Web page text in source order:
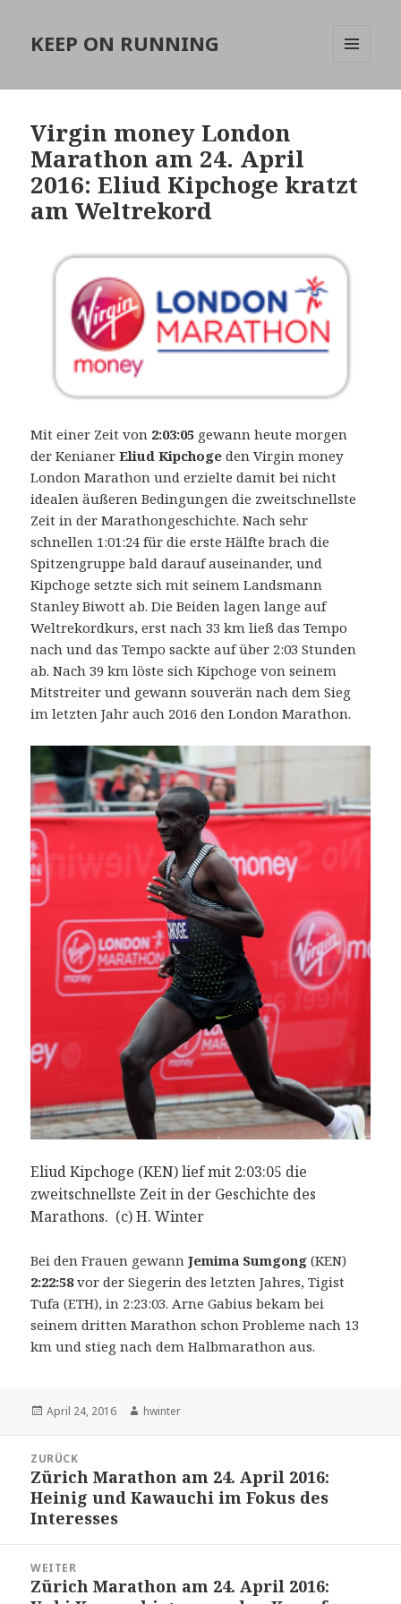
KEEP ON RUNNING
Virgin money London
Marathon am 24. April
2016: Eliud Kipchoge kratzt
am Weltrekord
Mit einer Zeit von 2:03:05 gewann heute morgen
der KenianerEliud Kipchoge den Virgin money
London Marathon und erzielte damit bei nicht
idealen äußeren Bedingungen die zweitschnellste
Zeit in der Marathongeschichte.Nach sehr
schnellen 1:01:24 für die erste Hälfte brach die
Spitzengruppe bald darauf auseinander, und
Kipchoge setzte sich mit seinem Landsmann
Stanley Biwott ab. Die Beiden lagen lange auf
Weltrekordkurs, erst nach 33 km ließ das Tempo
nach und das Tempo sackte auf über 2:03 Stunden
ab. Nach 39 km löste sich Kipchoge von seinem
Mitstreiter und gewann souverän nach dem Sieg
im letzten Jahr auch 2016 den London Marathon.
Eliud Kipchoge (KEN) lief mit 2:03:05 die
zweitschnellste Zeit in der Geschichte des
Marathons. (c) H. Winter
Bei den Frauen gewann Jemima Sumgong (KEN)
2:22:58vor der Siegerin des letzten Jahres, Tigist
Tufa (ETH), in 2:23:03. Arne Gabius bekam bei
seinem dritten Marathon schon Probleme nach 13
km und stieg nach dem Halbmarathon aus.
Veröffentlicht
April 24, 2016 Autor
hwinter
Navigation
ZURÜCK
Vorheriger
Beitrag:
Zürich Marathon am 24. April 2016:
Heinig und Kawauchi im Fokus des
Interesses
WEITER
Nächster
Zürich Marathon am 24. April 2016: